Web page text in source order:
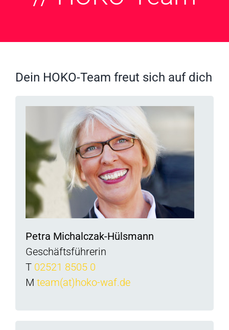
Dein HOKO-Team freut sich auf dich
Petra Michalczak-Hülsmann
Geschäftsführerin
T 02521 8505 0
M team(at)hoko-waf.de